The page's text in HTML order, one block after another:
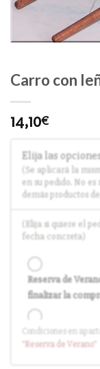
Carro con
14,10€
Elija las
(Se aplicará la
en su pedido. No
demás productos
(Elija si quiere el
fecha concreta)
Reserva de
finalizar la
Entrega en
Condiciones en
"Reservade Verano"